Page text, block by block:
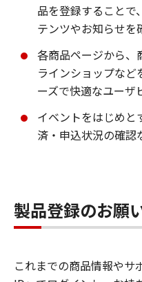
品を登録することで
テンツやお知らせを
各商品ページから、
ラインショップな
ーズで快適なユーザ
イベントをはじめと
済・申込状況の確認
製品登録のお願
これまでの商品情報やサ